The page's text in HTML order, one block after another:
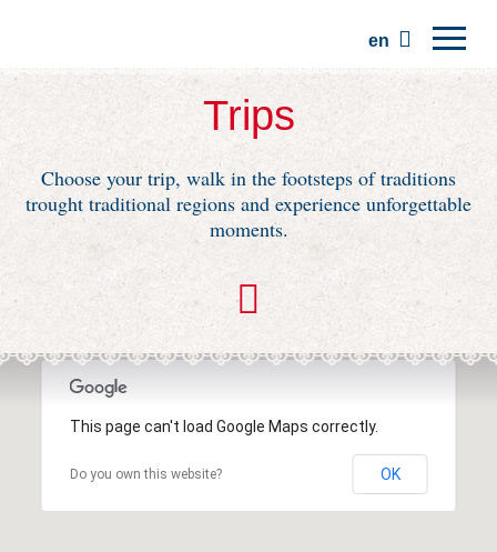
en
Traditions
Trips
Trips
Choose your trip, walk in the footsteps of traditions
trought traditional regions and experience unforgettable
moments.
This page can't load Google Maps correctly.
Do you own this website? OK